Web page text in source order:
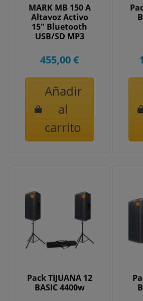
MARK MB 150 A
Altavoz Activo
15" Bluetooth
USB/SD MP3
455,00 €
Añadir
al
carrito
Pack TIJUANA 12
BASIC 4400w